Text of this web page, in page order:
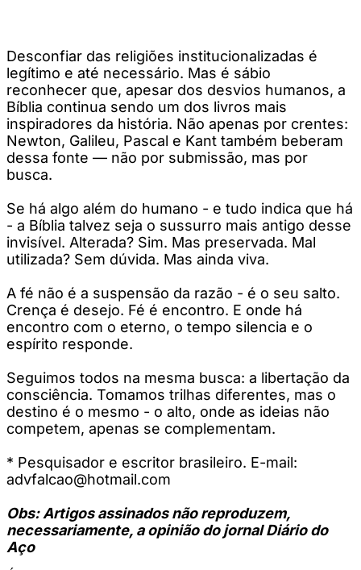
Desconfiar das religiões institucionalizadas é
legítimo e até necessário. Mas é sábio
reconhecer que, apesar dos desvios humanos, a
Bíblia continua sendo um dos livros mais
inspiradores da história. Não apenas por crentes:
Newton, Galileu, Pascal e Kant também beberam
dessa fonte — não por submissão, mas por
busca.
Se há algo além do humano - e tudo indica que há
- a Bíblia talvez seja o sussurro mais antigo desse
invisível. Alterada? Sim. Mas preservada. Mal
utilizada? Sem dúvida. Mas ainda viva.
A fé não é a suspensão da razão - é o seu salto.
Crença é desejo. Fé é encontro. E onde há
encontro com o eterno, o tempo silencia e o
espírito responde.
Seguimos todos na mesma busca: a libertação da
consciência. Tomamos trilhas diferentes, mas o
destino é o mesmo - o alto, onde as ideias não
competem, apenas se complementam.
* Pesquisador e escritor brasileiro. E-mail:
advfalcao@hotmail.com
Obs: Artigos assinados não reproduzem,
necessariamente, a opinião do jornal Diário do
Aço